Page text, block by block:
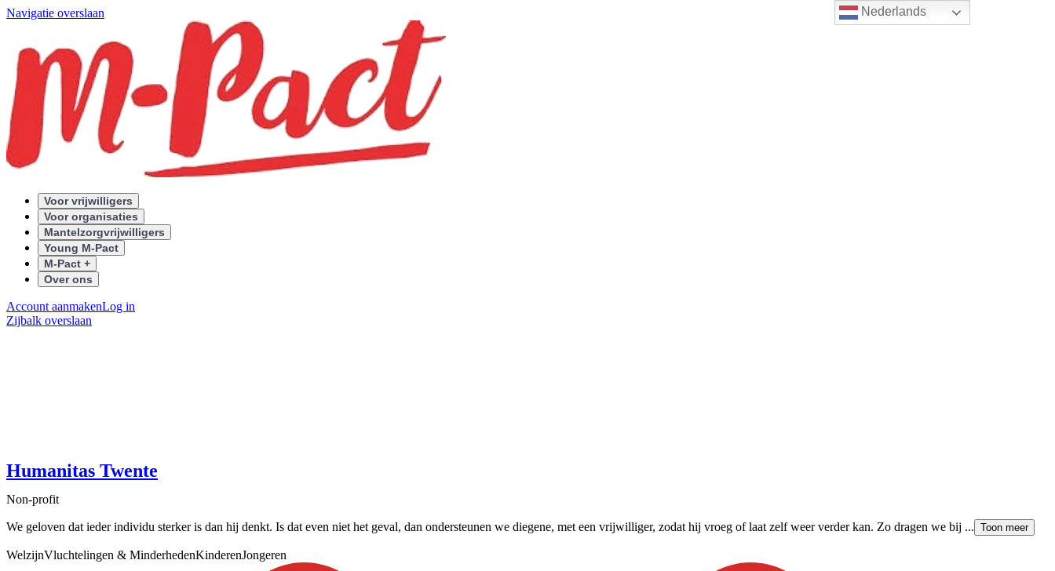
Nederlands
Navigatie overslaan
Voor vrijwilligers
Voor organisaties
Mantelzorgvrijwilligers
Young M-Pact
M-Pact +
Over ons
Account aanmakenLog in
Zijbalk overslaan
Humanitas Twente
Non-profit
We geloven dat ieder individu sterker is dan hij denkt. Is dat even niet het geval, dan ondersteunen we diegene, met een vrijwilliger, zodat hij vroeg of laat zelf weer verder kan. Zo dragen we bij ... Toon meer
WelzijnVluchtelingen & MinderhedenKinderenJongeren